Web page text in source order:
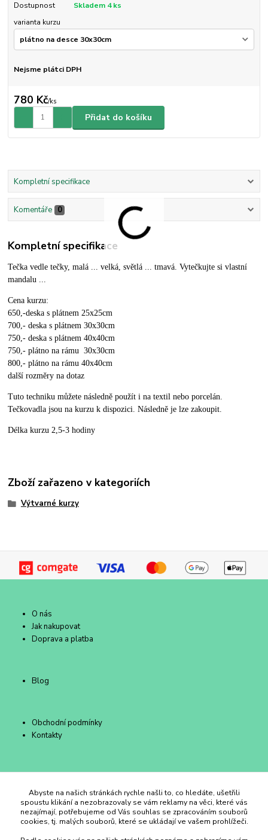
Dostupnost
Skladem 4 ks
varianta kurzu
Nejsme plátci DPH
780 Kč/ks
Přidat do košíku
Kompletní specifikace
Komentáře 0
Kompletní specifikace
Tečka vedle tečky, malá ... velká, světlá ... tmavá. Vytečkujte si vlastní
mandalu ...
Cena kurzu:
650,-deska s plátnem 25x25cm
700,- deska s plátnem 30x30cm
750,- deska s plátnem 40x40cm
750,- plátno na rámu 30x30cm
800,- plátno na rámu 40x40cm
další rozměry na dotaz
Tuto techniku můžete následně použít i na textil nebo porcelán.
Tečkovadla jsou na kurzu k dispozici. Následně je lze zakoupit.
Délka kurzu 2,5-3 hodiny
Zboží zařazeno v kategoriích
Výtvarné kurzy
O nás
Jak nakupovat
Doprava a platba
Blog
Obchodní podmínky
Kontakty
Duhový Ateliér Kroměříž
+420 734 258 002
Abyste na našich stránkách rychle našli to, co hledáte, ušetřili
spoustu klikání a nezobrazovaly se vám reklamy na věci, které vás
nezajímají, potřebujeme od Vás souhlas se zpracováním souborů
cookies, tj. malých souborů, které se ukládají ve vašem prohlížeči.